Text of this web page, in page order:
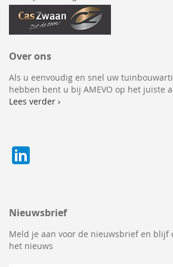
Nieuwsbrief
Meld je aan voor de nieuwsbrief en blijf
het nieuws
Over ons
Als u eenvoudig en snel uw
hebben bent u bij AMEVO op het juiste
Lees verder ›